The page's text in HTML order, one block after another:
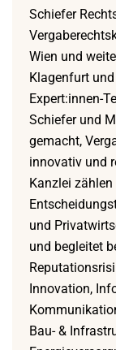
Schiefer
Wien und
Klagenfurt
Expert:innen-
Schiefer und
gemacht,
innovativ und
Kanzlei
und
und begleitet
Innovation,
Bau- &